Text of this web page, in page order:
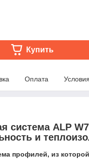
Купить
Оплата
система ALP
и
профилей, из